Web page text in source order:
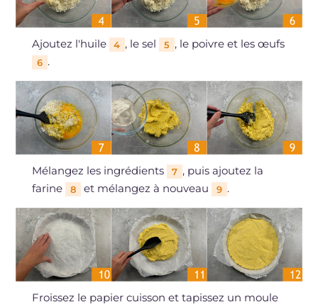
Ajoutez l'huile 4 , le sel 5 , le poivre et les œufs
6 .
Mélangez les ingrédients 7 , puis ajoutez la
farine
8 et mélangez à nouveau 9 .
Froissez le papier cuisson et tapissez un moule